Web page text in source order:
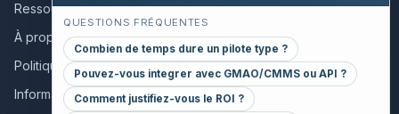
Ressources et guides
À propos
Politique qualité
Informations collaborateurs
QUESTIONS FRÉQUENTES
Combien de temps dure un pilote type ?
Pouvez-vous integrer avec GMAO/CMMS ou API ?
Comment justifiez-vous le ROI ?